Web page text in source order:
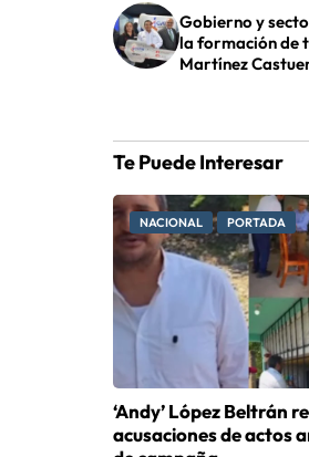
Gobierno y
la formación de
Martínez
Te Puede Interesar
NACIONAL PORTADA
‘Andy’ López Beltrán
acusaciones de actos